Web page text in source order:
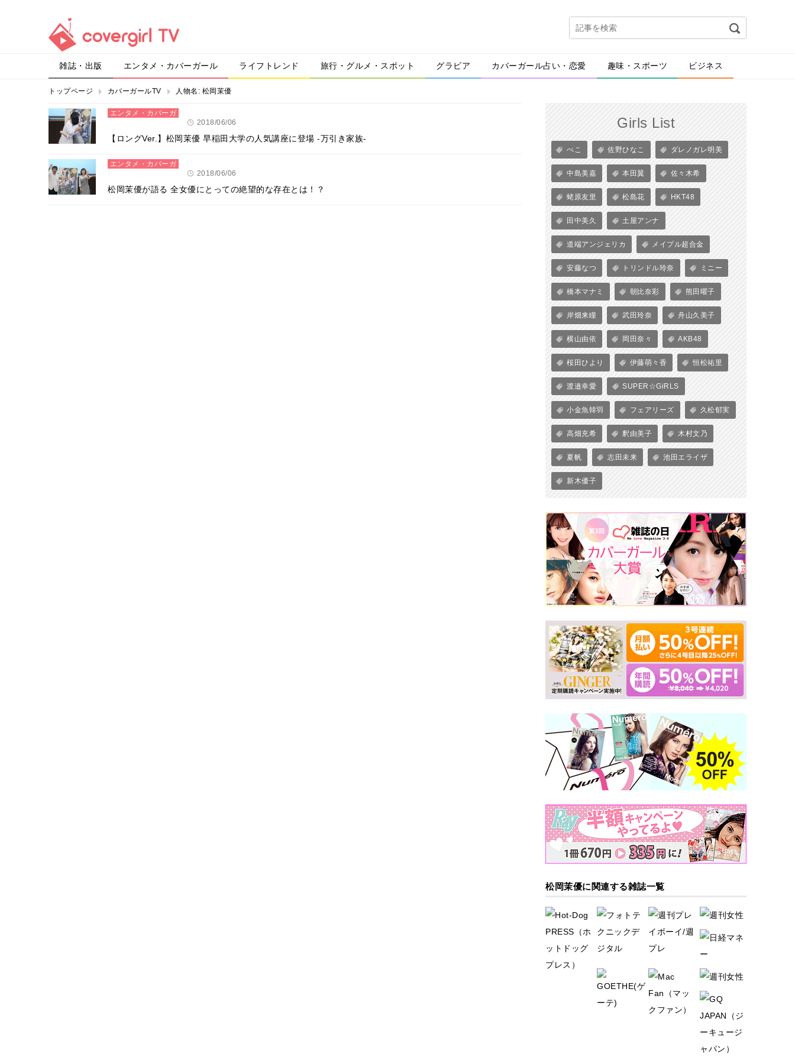
雑誌・出版 エンタメ・カバーガール ライフトレンド 旅行・グルメ・スポット グラビア カバーガール占い・恋愛 趣味・スポーツ ビジネス
トップページ カバーガールTV 人物名: 松岡茉優
エンタメ・カバーガ
2018/06/06
【ロングVer.】松岡茉優 早稲田大学の人気講座に登場 -万引き家族-
エンタメ・カバーガ
2018/06/06
松岡茉優が語る 全女優にとっての絶望的な存在とは！？
Girls List
ぺこ 佐野ひなこ ダレノガレ明美
中島美嘉 本田翼 佐々木希
蛯原友里 松島花 HKT48
田中美久 土屋アンナ
道端アンジェリカ メイプル超合金
安藤なつ トリンドル玲奈 ミニー
橋本マナミ 朝比奈彩 熊田曜子
岸畑来瞳 武田玲奈 舟山久美子
横山由依 岡田奈々 AKB48
桜田ひより 伊藤萌々香 恒松祐里
渡邉幸愛 SUPER☆GiRLS
小金魚韓羽 フェアリーズ 久松郁実
高畑充希 釈由美子 木村文乃
夏帆 志田未来 池田エライザ
新木優子
松岡茉優に関連する雑誌一覧